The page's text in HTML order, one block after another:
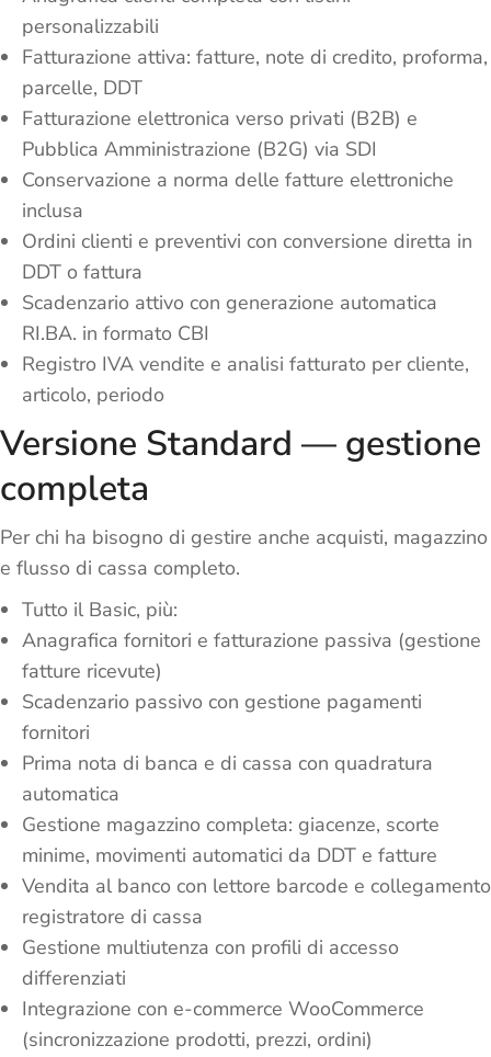
personalizzabili
Fatturazione attiva: fatture, note di credito, proforma,
parcelle, DDT
Fatturazione elettronica verso privati (B2B) e
Pubblica Amministrazione (B2G) via SDI
Conservazione a norma delle fatture elettroniche
inclusa
Ordini clienti e preventivi con conversione diretta in
DDT o fattura
Scadenzario attivo con generazione automatica
RI.BA. in formato CBI
Registro IVA vendite e analisi fatturato per cliente,
articolo, periodo
Versione Standard — gestione
completa
Per chi ha bisogno di gestire anche acquisti, magazzino
e flusso di cassa completo.
Tutto il Basic, più:
Anagrafica fornitori e fatturazione passiva (gestione
fatture ricevute)
Scadenzario passivo con gestione pagamenti
fornitori
Prima nota di banca e di cassa con quadratura
automatica
Gestione magazzino completa: giacenze, scorte
minime, movimenti automatici da DDT e fatture
Vendita al banco con lettore barcode e collegamento
registratore di cassa
Gestione multiutenza con profili di accesso
differenziati
Integrazione con e-commerce WooCommerce
(sincronizzazione prodotti, prezzi, ordini)